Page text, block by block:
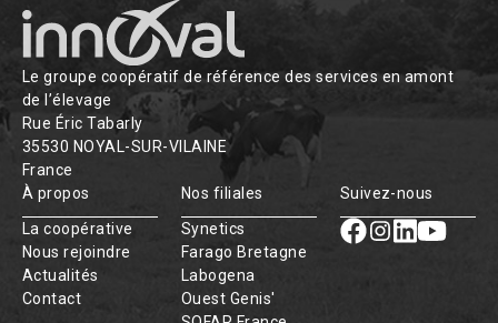
Le groupe coopératif de référence des services en amont
de l’élevage
Rue Éric Tabarly
35530 NOYAL-SUR-VILAINE
France
À propos
La coopérative
Nous rejoindre
Actualités
Contact
Nos filiales
Synetics
Farago Bretagne
Labogena
Ouest Genis'
Suivez-nous